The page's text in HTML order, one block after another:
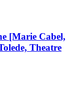
[Marie Cabel,
Theatre